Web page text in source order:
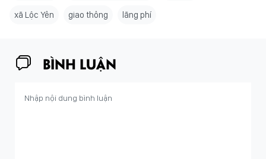
xã Lộc Yên giao thông lãng phí
BÌNH LUẬN